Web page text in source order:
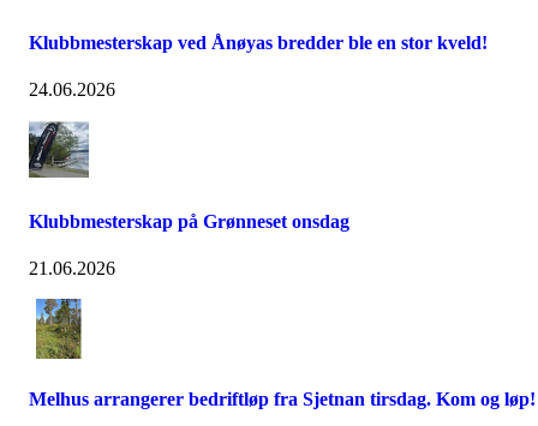
Klubbmesterskap ved Ånøyas bredder ble en stor kveld!
24.06.2026
Klubbmesterskap på Grønneset onsdag
21.06.2026
Melhus arrangerer bedriftløp fra Sjetnan tirsdag. Kom og løp!